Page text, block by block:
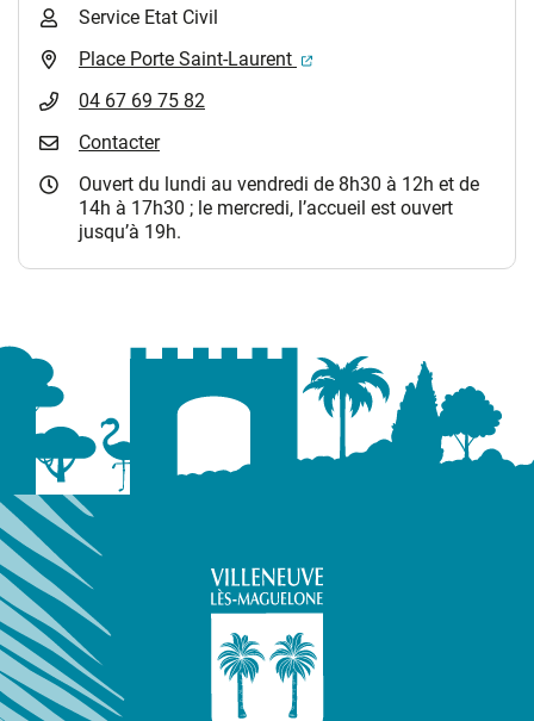
Service Etat Civil
Place Porte Saint-Laurent
(ouverture dans un
04 67 69 75 82
Contacter
Ouvert du lundi au vendredi de 8h30 à 12h et de
14h à 17h30 ; le mercredi, l’accueil est ouvert
jusqu’à 19h.